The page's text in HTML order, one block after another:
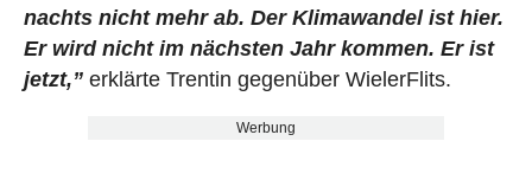
nachts nicht mehr ab. Der Klimawandel ist hier.
Er wird nicht im nächsten Jahr kommen. Er ist
jetzt,”erklärte Trentin gegenüber WielerFlits.
Werbung